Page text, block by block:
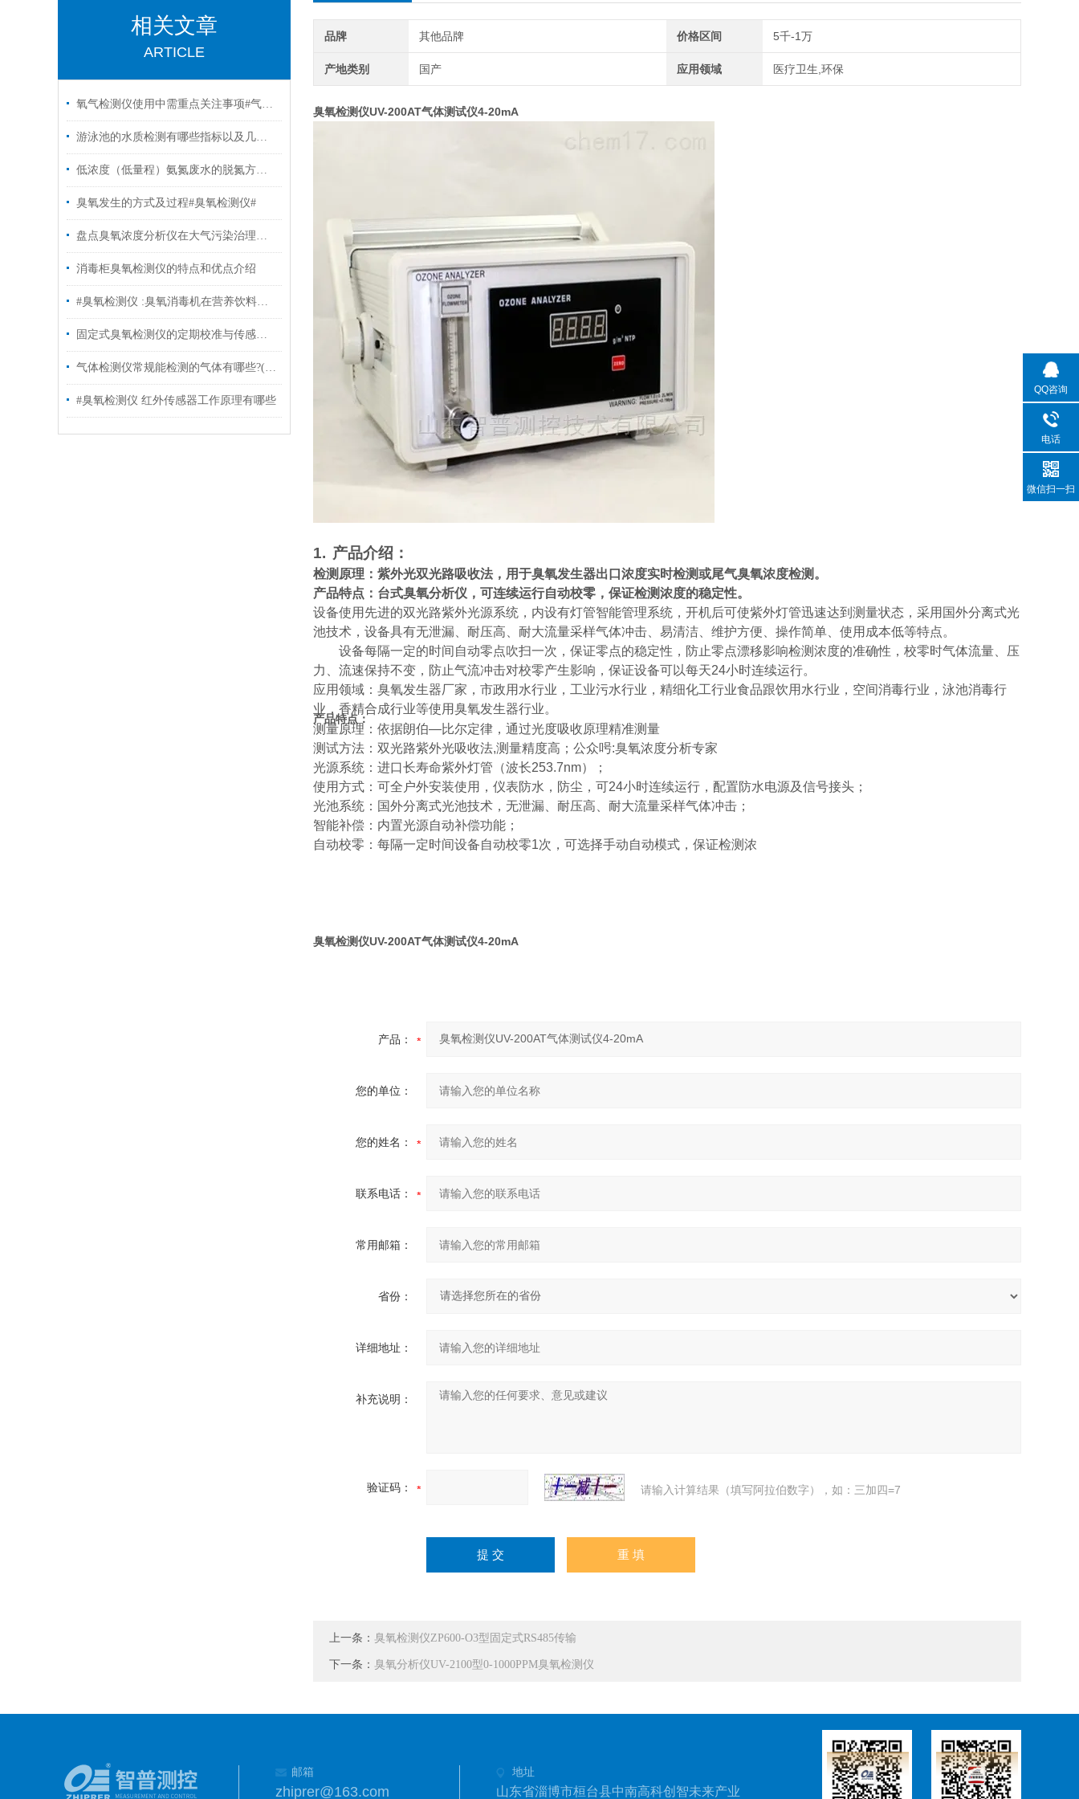
相关文章
ARTICLE
氧气检测仪使用中需重点关注事项#气体分析仪
游泳池的水质检测有哪些指标以及几天更换一次? #水质臭氧检测仪
低浓度（低量程）氨氮废水的脱氮方法有哪些? #臭氧分析仪
臭氧发生的方式及过程#臭氧检测仪#
盘点臭氧浓度分析仪在大气污染治理中的应用
消毒柜臭氧检测仪的特点和优点介绍
#臭氧检测仪 :臭氧消毒机在营养饮料产业的重要性
固定式臭氧检测仪的定期校准与传感器寿命管理
气体检测仪常规能检测的气体有哪些?(一)
#臭氧检测仪 红外传感器工作原理有哪些
品牌 其他品牌 价格区间 5千-1万
产地类别 国产 应用领域 医疗卫生,环保
臭氧检测仪UV-200AT气体测试仪4-20mA
1. 产品介绍：
检测原理：紫外光双光路吸收法，用于臭氧发生器出口浓度实时检测或尾气臭氧浓度检测。
产品特点：台式臭氧分析仪，可连续运行自动校零，保证检测浓度的稳定性。
设备使用先进的双光路紫外光源系统，内设有灯管智能管理系统，开机后可使紫外灯管迅速达到测量状态，采用国外分离式光
池技术，设备具有无泄漏、耐压高、耐大流量采样气体冲击、易清洁、维护方便、操作简单、使用成本低等特点。
设备每隔一定的时间自动零点吹扫一次，保证零点的稳定性，防止零点漂移影响检测浓度的准确性，校零时气体流量、压
力、流速保持不变，防止气流冲击对校零产生影响，保证设备可以每天24小时连续运行。
应用领域：臭氧发生器厂家，市政用水行业，工业污水行业，精细化工行业食品跟饮用水行业，空间消毒行业，泳池消毒行
业，香精合成行业等使用臭氧发生器行业。
产品特点：
测量原理： 依据朗伯—比尔定律，通过光度吸收原理精准测量
测试方法： 双光路紫外光吸收法,测量精度高；公众呺:臭氧浓度分析专家
光源系统：进口长寿命紫外灯管（波长253.7nm）；
使用方式：可全户外安装使用，仪表防水，防尘，可24小时连续运行，配置防水电源及信号接头；
光池系统： 国外分离式光池技术，无泄漏、耐压高、耐大流量采样气体冲击；
智能补偿： 内置光源自动补偿功能；
自动校零： 每隔一定时间设备自动校零1次，可选择手动自动模式，保证检测浓
臭氧检测仪UV-200AT气体测试仪4-20mA
产品：
您的单位：
您的姓名：
联系电话：
常用邮箱：
省份：
详细地址：
补充说明：
验证码： 请输入计算结果（填写阿拉伯数字），如：三加四=7
上一条： 臭氧检测仪ZP600-O3型固定式RS485传输
下一条： 臭氧分析仪UV-2100型0-1000PPM臭氧检测仪
邮箱
zhiprer@163.com
地址
山东省淄博市桓台县中南高科创智未来产业
QQ咨询
电话
微信扫一扫